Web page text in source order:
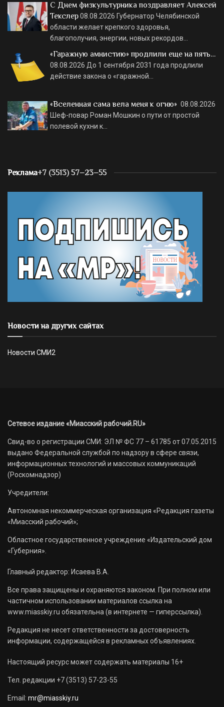
С Днем физкультурника поздравляет Алексей
Текслер08.08.2026 Губернатор Челябинской
области желает крепкого здоровья,
благополучия, энергии, новых рекордов…
«Гаражную амнистию» продлили еще на пять…
08.08.2026 До 1 сентября 2031 года продлили
действие закона о «гаражной…
«Вселенная сама вела меня к огню» 08.08.2026
Шеф-повар Роман Мошкин о пути от простой
полевой кухни к…
Реклама+7 (3513) 57–23–55
Новости на других сайтах
Новости СМИ2
Сетевое издание «Миасский рабочий.RU»
Свид-во о регистрации СМИ: ЭЛ № ФС 77 – 61785 от 07.05.2015
выдано Федеральной службой по надзору в сфере связи,
информационных технологий и массовых коммуникаций
(Роскомнадзор)
Учредители:
Автономная некоммерческая организация «Редакция газеты
«Миасский рабочий»;
Областное государственное учреждение «Издательский дом
«Губерния».
Главный редактор: Исаева В.А.
Все права защищены и охраняются законом. При полном или
частичном использовании материалов ссылка на
www.miasskiy.ru обязательна (в интернете — гиперссылка).
Редакция не несет ответственности за достоверность
информации, содержащейся в рекламных объявлениях.
Настоящий ресурс может содержать материалы 16+
Тел. редакции +7 (3513) 57-23-55
Email: mr@miasskiy.ru